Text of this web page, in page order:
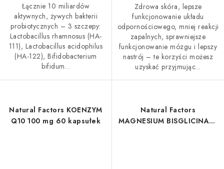
Łącznie 10 miliardów
aktywnych, żywych bakterii
probiotycznych – 3 szczepy:
Lactobacillus rhamnosus (HA-
111), Lactobacillus acidophilus
(HA-122), Bifidobacterium
bifidum...
Zdrowa skóra, lepsze
funkcjonowanie układu
odpornościowego, mniej reakcji
zapalnych, sprawniejsze
funkcjonowanie mózgu i lepszy
nastrój – te korzyści możesz
uzyskać przyjmując...
Natural Factors KOENZYM
Q10 100 mg 60 kapsułek
Natural Factors
MAGNESIUM BISGLICINATE